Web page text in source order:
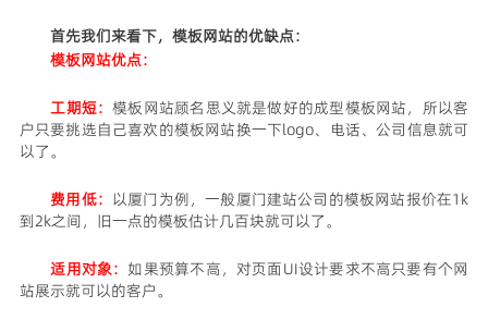
首先我们来看下，模板网站的优缺点：
模板网站优点：
工期短：模板网站顾名思义就是做好的成型模板网站，所以客
户只要挑选自己喜欢的模板网站换一下logo、电话、公司信息就可
以了。
费用低： 以厦门为例，一般厦门建站公司的模板网站报价在1k
到2k之间，旧一点的模板估计几百块就可以了。
适用对象： 如果预算不高，对页面UI设计要求不高只要有个网
站展示就可以的客户。